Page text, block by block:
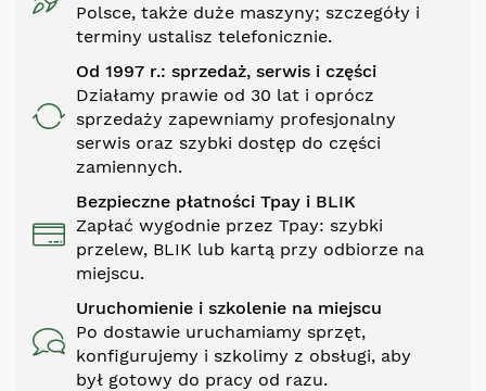
Polsce, także duże maszyny; szczegóły i
terminy ustalisz telefonicznie.
Od 1997 r.: sprzedaż, serwis i części
Działamy prawie od 30 lat i oprócz
sprzedaży zapewniamy profesjonalny
serwis oraz szybki dostęp do części
zamiennych.
Bezpieczne płatności Tpay i BLIK
Zapłać wygodnie przez Tpay: szybki
przelew, BLIK lub kartą przy odbiorze na
miejscu.
Uruchomienie i szkolenie na miejscu
Po dostawie uruchamiamy sprzęt,
konfigurujemy i szkolimy z obsługi, aby
był gotowy do pracy od razu.